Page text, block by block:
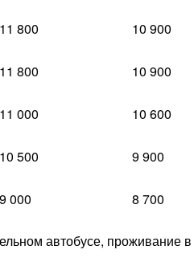
11 800 10 900
11 800 10 900
11 000 10 600
10 500 9 900
9 000 8 700
автобусе, проживание